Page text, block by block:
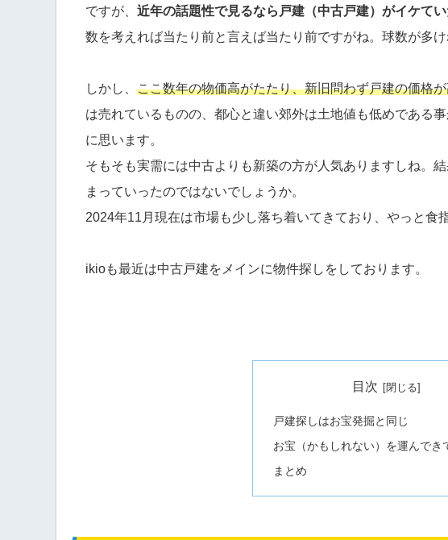
ですが、 近年の話題性で見るなら戸建（中古戸建）がイケて
数を考えれば当たり前と言えば当たり前ですがね。球数が多
しかし、 ここ数年の物価高がたたり、新旧問わず戸建の価格
は売れているものの、都心と違い郊外は土地値も低めである
に思います。
そもそも実需には中古よりも新築の方が人気ありますしね。
まっていったのではないでしょうか。
2024年11月現在は市場も少し落ち着いてきており、やっと食
ikioも最近は中古戸建をメインに物件探しをしております。
目次
戸建探しはお宝発掘と同じ
お宝（かもしれない）を運んでき
まとめ